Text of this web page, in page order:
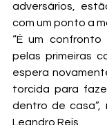
adversários,
com um ponto a
“É um
pelas primeiras
espera
torcida para
dentro de casa”,
Leandro Reis.